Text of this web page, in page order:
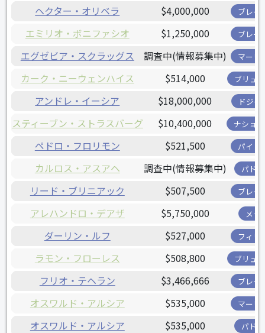
ヘクター・オリベラ $4,000,000 ブレー
エミリオ・ボニファシオ $1,250,000 ブレー
エグゼビア・スクラッグス 調査中(情報募集中) マーリ
カーク・ニーウェンハイス $514,000 ブリュ
アンドレ・イーシア $18,000,000 ドジャ
スティーブン・ストラスバーグ $10,400,000 ナショ
ペドロ・フロリモン $521,500 パイレ
カルロス・アスアヘ 調査中(情報募集中) パド
リード・ブリニアック $507,500 ブレー
アレハンドロ・デアザ $5,750,000 メッ
ダーリン・ルフ $527,000 フィリ
ラモン・フローレス $508,800 ブリュ
フリオ・テヘラン $3,466,666 ブレー
オスワルド・アルシア $535,000 マーリ
オスワルド・アルシア $535,000 パド